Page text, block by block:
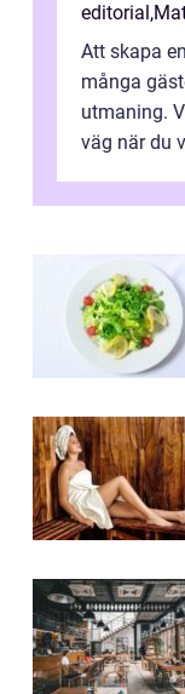
editorial ,
Att skapa
många
utmaning.
väg när du